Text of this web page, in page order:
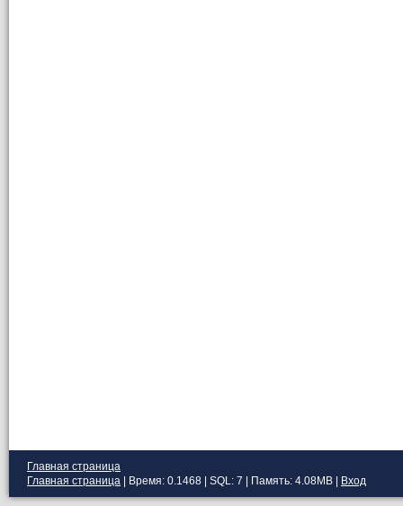
Главная страница
Главная страница | Время: 0.1468 | SQL: 7 | Память: 4.08MB Вход